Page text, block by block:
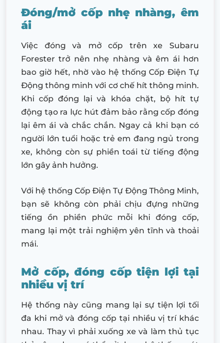
Đóng/mở cốp nhẹ nhàng, êm
ái
Việc đóng và mở cốp trên xe Subaru
Forester trở nên nhẹ nhàng và êm ái hơn
bao giờ hết, nhờ vào hệ thống Cốp Điện Tự
Động thông minh với cơ chế hít thông minh.
Khi cốp đóng lại và khóa chặt, bộ hít tự
động tạo ra lực hút đảm bảo rằng cốp đóng
lại êm ái và chắc chắn. Ngay cả khi bạn có
người lớn tuổi hoặc trẻ em đang ngủ trong
xe, không còn sự phiền toái từ tiếng động
lớn gây ảnh hưởng.
Với hệ thống Cốp Điện Tự Động Thông Minh,
bạn sẽ không còn phải chịu đựng những
tiếng ồn phiền phức mỗi khi đóng cốp,
mang lại một trải nghiệm yên tĩnh và thoải
mái.
Mở cốp, đóng cốp tiện lợi tại
nhiều vị trí
Hệ thống này cũng mang lại sự tiện lợi tối
đa khi mở và đóng cốp tại nhiều vị trí khác
nhau. Thay vì phải xuống xe và làm thủ tục